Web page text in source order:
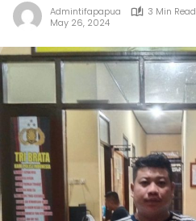
Admintifapapua
3 Min Read
May 26, 2024